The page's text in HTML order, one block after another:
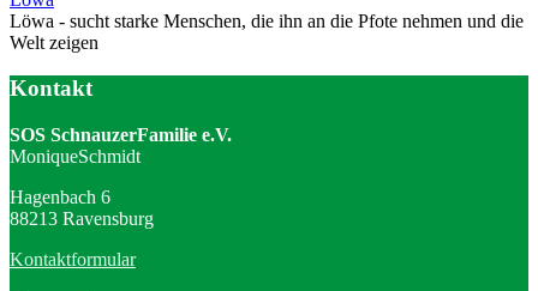
Löwa - sucht starke Menschen, die ihn an die Pfote nehmen und die
Welt zeigen
Kontakt
SOS SchnauzerFamilie e.V.
MoniqueSchmidt
Hagenbach 6
88213 Ravensburg
Kontaktformular